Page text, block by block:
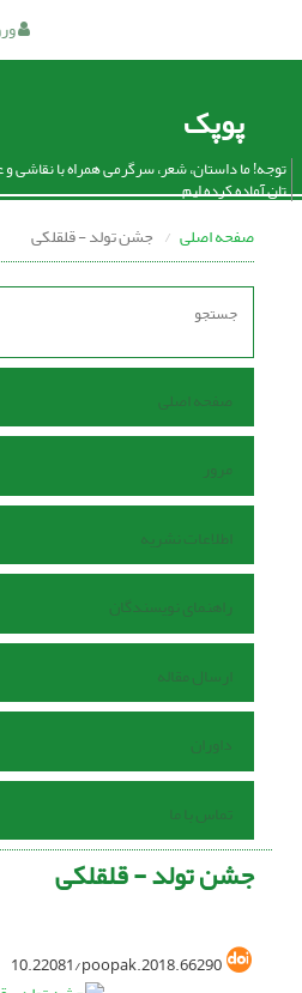
پوپک
توجه! ما داستان، شعر، سرگرمی همراه با
تان آماده کرده ایم.
صفحه اصلی جشن تولد - قلقلکی
صفحه اصلی
مرور
اطلاعات نشریه
راهنمای نویسندگان
ارسال مقاله
داوران
تماس با ما
جشن تولد - قلقلکی
10.22081/poopak.2018.66290